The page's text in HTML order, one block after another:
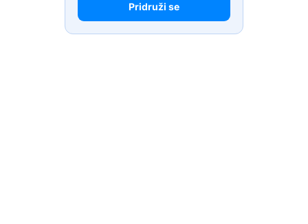
Pridruži se